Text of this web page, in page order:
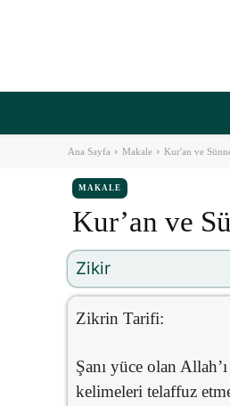
Ana Sayfa Makale Kur'an ve
MAKALE
Kur’an ve
Zikir
Zikrin Tarifi:
Şanı yüce olan
kelimeleri telaffuz